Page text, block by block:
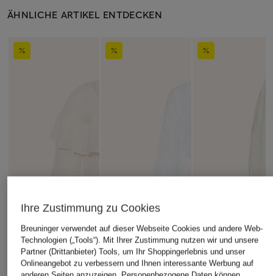
ÄHNLICHE ARTIKEL ENTDECKEN
Ihre Zustimmung zu Cookies
Breuninger verwendet auf dieser Webseite Cookies und andere Web-
Technologien („Tools“). Mit Ihrer Zustimmung nutzen wir und unsere
Partner (Drittanbieter) Tools, um Ihr Shoppingerlebnis und unser
Onlineangebot zu verbessern und Ihnen interessante Werbung auf